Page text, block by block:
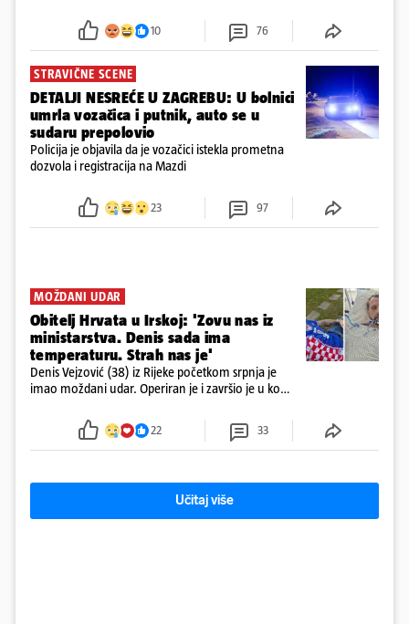
požar, rekao je vlasnik
10 76
STRAVIČNE SCENE
DETALJI NESREĆE U ZAGREBU: U bolnici
umrla vozačica i putnik, auto se u
sudaru prepolovio
Policija je objavila da je vozačici istekla prometna
dozvola i registracija na Mazdi
23 97
MOŽDANI UDAR
Obitelj Hrvata u Irskoj: 'Zovu nas iz
ministarstva. Denis sada ima
temperaturu. Strah nas je'
Denis Vejzović (38) iz Rijeke početkom srpnja je
imao moždani udar. Operiran je i završio je u komi.
tamošnji liječnici ne vjeruju u oporavak: 'Imamo
22 33
Učitaj više